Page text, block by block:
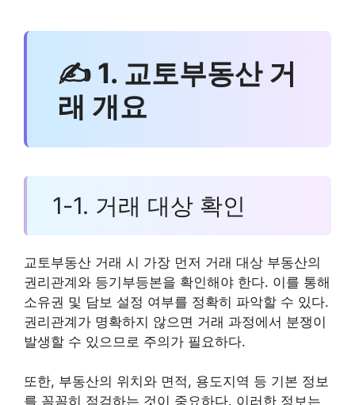
✍ 1. 교토부동산 거
래 개요
1-1. 거래 대상 확인
교토부동산 거래 시 가장 먼저 거래 대상 부동산의
권리관계와 등기부등본을 확인해야 한다. 이를 통해
소유권 및 담보 설정 여부를 정확히 파악할 수 있다.
권리관계가 명확하지 않으면 거래 과정에서 분쟁이
발생할 수 있으므로 주의가 필요하다.
또한, 부동산의 위치와 면적, 용도지역 등 기본 정보
를 꼼꼼히 점검하는 것이 중요하다. 이러한 정보는